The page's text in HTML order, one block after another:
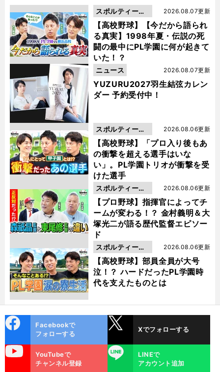
【高校野球】【今だから語られ
る真実】1998年夏・伝説の死
闘の最中にPL学園に何が起きて
いた！？
2026.08.07更新
スポルティーバ
動画
YUZURU2027羽生結弦カレン
ダー 予約受付中！
2026.08.07更新
ニュース
【高校野球】「プロ入り後もあ
の衝撃を超える選手はいな
い」。PL学園トリオが衝撃を受
けた選手
2026.08.06更新
スポルティーバ
動画
【プロ野球】指揮官によってチ
ームが変わる！？ 金村義明＆大
塚光二が語る歴代監督エピソー
ド
2026.08.06更新
スポルティーバ
動画
【高校野球】部員全員が大号
泣！？ ハードだったPL学園時
代を支えたものとは
2026.08.06更新
スポルティーバ
動画
ok
Facebookで
フォローする
Xでフォローする
YouTubeで
チャンネル登録
LINE
LINEで
アカウント追加